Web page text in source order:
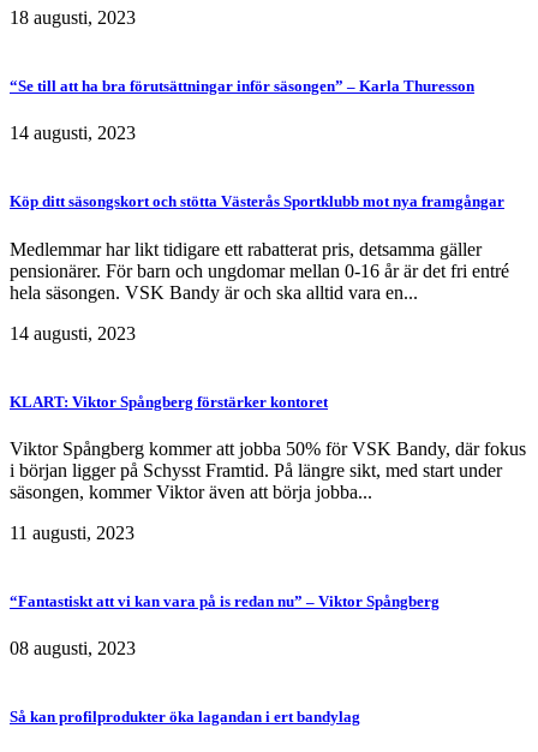
18 augusti, 2023
“Se till att ha bra förutsättningar inför säsongen” – Karla Thuresson
14 augusti, 2023
Köp ditt säsongskort och stötta Västerås Sportklubb mot nya framgångar
Medlemmar har likt tidigare ett rabatterat pris, detsamma gäller
pensionärer. För barn och ungdomar mellan 0-16 år är det fri entré
hela säsongen. VSK Bandy är och ska alltid vara en...
14 augusti, 2023
KLART: Viktor Spångberg förstärker kontoret
Viktor Spångberg kommer att jobba 50% för VSK Bandy, där fokus
i början ligger på Schysst Framtid. På längre sikt, med start under
säsongen, kommer Viktor även att börja jobba...
11 augusti, 2023
“Fantastiskt att vi kan vara på is redan nu” – Viktor Spångberg
08 augusti, 2023
Så kan profilprodukter öka lagandan i ert bandylag